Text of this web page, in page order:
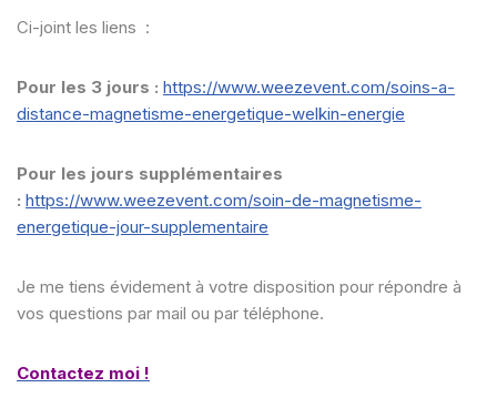
Ci-joint les liens :
Pour les 3 jours : https://www.weezevent.com/soins-a-
distance-magnetisme-energetique-welkin-energie
Pour les jours supplémentaires
: https://www.weezevent.com/soin-de-magnetisme-
energetique-jour-supplementaire
Je me tiens évidement à votre disposition pour répondre à
vos questions par mail ou par téléphone.
Contactez moi !